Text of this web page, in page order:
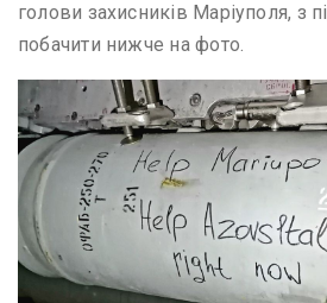
голови захисників Маріуполя, з
побачити нижче на фото.